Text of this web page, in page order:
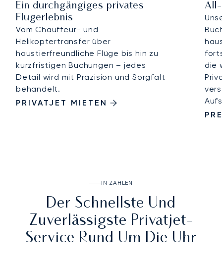
Ein durchgängiges privates
Flugerlebnis
Vom Chauffeur- und
Helikoptertransfer über
haustierfreundliche Flüge bis hin zu
kurzfristigen Buchungen – jedes
Detail wird mit Präzision und Sorgfalt
behandelt.
PRIVATJET MIETEN
die
IN ZAHLEN
Der Schnellste Und
Zuverlässigste Privatjet-
Service Rund Um Die Uhr